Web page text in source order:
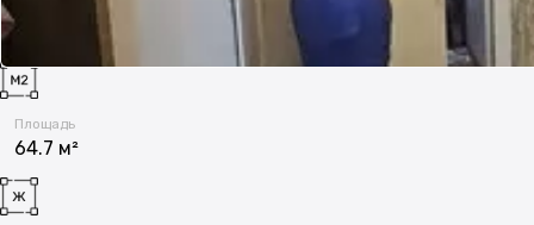
Площадь
64.7 м²